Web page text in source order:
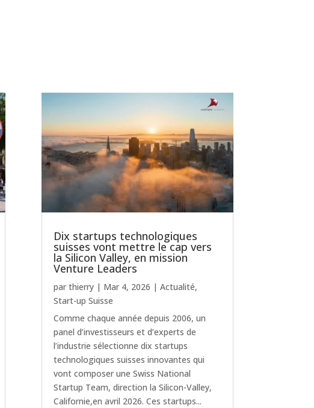
Dix startups technologiques
suisses vont mettre le cap vers
la Silicon Valley, en mission
Venture Leaders
par thierry| Mar 4, 2026 | Actualité,
Start-up Suisse
Comme chaque année depuis 2006, un
panel d’investisseurs et d’experts de
l’industrie sélectionne dix startups
technologiques suisses innovantes qui
vont composer une Swiss National
Startup Team, direction la Silicon-Valley,
Californie,en avril 2026. Ces startups...